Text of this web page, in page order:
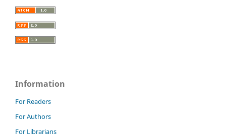
Information
For Readers
For Authors
For Librarians